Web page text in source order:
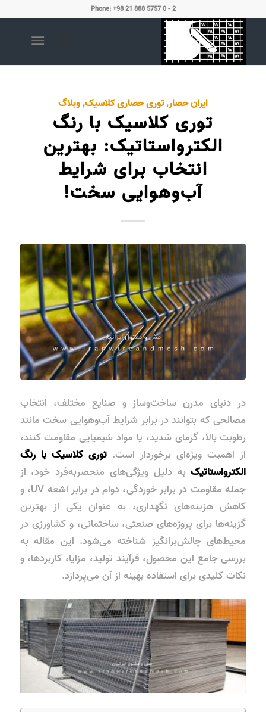
Phone: +98 21 888 5757 0 - 2
ایران حصار,توری حصاری کلاسیک,وبلاگ
توری کلاسیک با رنگ
الکترواستاتیک: بهترین
انتخاب برای شرایط
آب‌وهوایی سخت!
در دنیای مدرن ساخت‌وساز و صنایع مختلف، انتخاب
مصالحی که بتوانند در برابر شرایط آب‌وهوایی سخت مانند
رطوبت بالا، گرمای شدید، یا مواد شیمیایی مقاومت کنند،
از اهمیت ویژه‌ای برخوردار است.توری کلاسیک با رنگ
الکترواستاتیکبه دلیل ویژگی‌های منحصربه‌فرد خود، از
جمله مقاومت در برابر خوردگی، دوام در برابر اشعه UV
، و
کاهش هزینه‌های نگهداری، به عنوان یکی از بهترین
گزینه‌ها برای پروژه‌های صنعتی، ساختمانی، و کشاورزی در
محیط‌های چالش‌برانگیز شناخته می‌شود. این مقاله به
بررسی جامع این محصول، فرآیند تولید، مزایا، کاربردها، و
نکات کلیدی برای استفاده بهینه از آن می‌پردازد.